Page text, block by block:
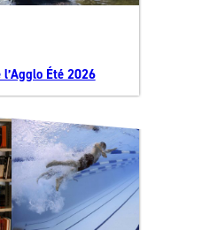
Été 2026